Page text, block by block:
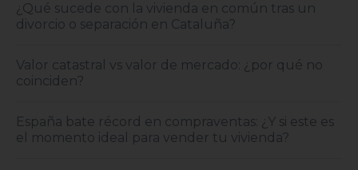
¿Qué sucede con la vivienda en común tras un
divorcio o separación en Cataluña?
Valor catastral vs valor de mercado: ¿por qué no
coinciden?
España bate récord en compraventas: ¿Y si este es
el momento ideal para vender tu vivienda?